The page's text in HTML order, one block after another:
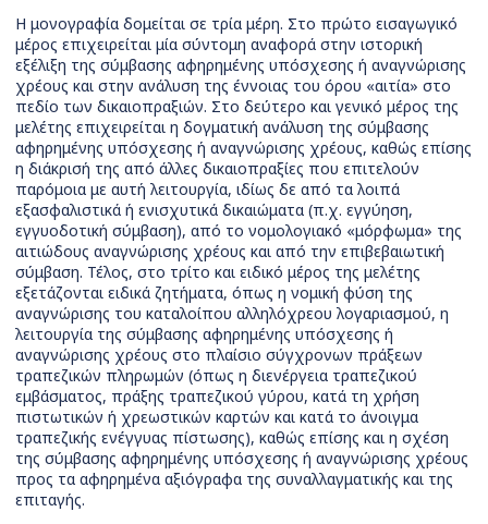
Η μονογραφία δομείται σε τρία μέρη. Στο πρώτο εισαγωγικό
μέρος επιχειρείται μία σύντομη αναφορά στην ιστορική
εξέλιξη της σύμβασης αφηρημένης υπόσχεσης ή αναγνώρισης
χρέους και στην ανάλυση της έννοιας του όρου «αιτία» στο
πεδίο των δικαιοπραξιών. Στο δεύτερο και γενικό μέρος της
μελέτης επιχειρείται η δογματική ανάλυση της σύμβασης
αφηρημένης υπόσχεσης ή αναγνώρισης χρέους, καθώς επίσης
η διάκρισή της από άλλες δικαιοπραξίες που επιτελούν
παρόμοια με αυτή λειτουργία, ιδίως δε από τα λοιπά
εξασφαλιστικά ή ενισχυτικά δικαιώματα (π.χ. εγγύηση,
εγγυοδοτική σύμβαση), από το νομολογιακό «μόρφωμα» της
αιτιώδους αναγνώρισης χρέους και από την επιβεβαιωτική
σύμβαση. Τέλος, στο τρίτο και ειδικό μέρος της μελέτης
εξετάζονται ειδικά ζητήματα, όπως η νομική φύση της
αναγνώρισης του καταλοίπου αλληλόχρεου λογαριασμού, η
λειτουργία της σύμβασης αφηρημένης υπόσχεσης ή
αναγνώρισης χρέους στο πλαίσιο σύγχρονων πράξεων
τραπεζικών πληρωμών (όπως η διενέργεια τραπεζικού
εμβάσματος, πράξης τραπεζικού γύρου, κατά τη χρήση
πιστωτικών ή χρεωστικών καρτών και κατά το άνοιγμα
τραπεζικής ενέγγυας πίστωσης), καθώς επίσης και η σχέση
της σύμβασης αφηρημένης υπόσχεσης ή αναγνώρισης χρέους
προς τα αφηρημένα αξιόγραφα της συναλλαγματικής και της
επιταγής.